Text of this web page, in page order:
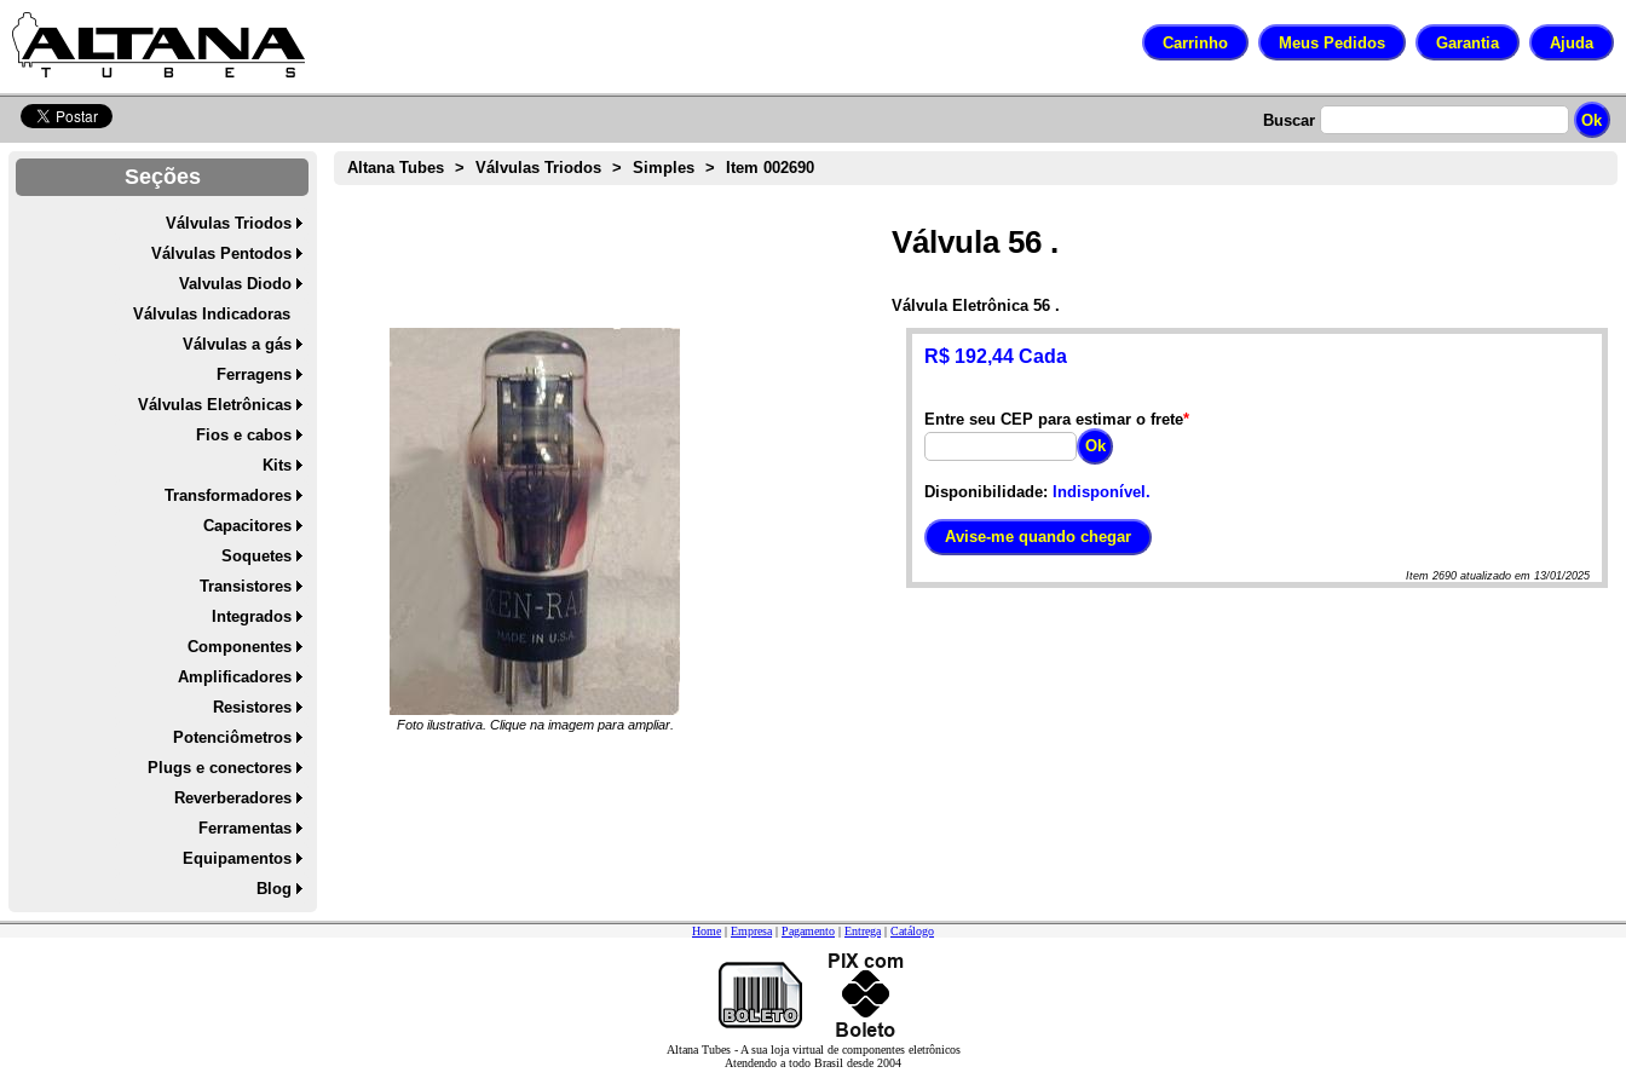
Buscar
Seções
Válvulas Triodos
Válvulas Pentodos
Valvulas Diodo
Válvulas Indicadoras
Válvulas a gás
Ferragens
Válvulas Eletrônicas
Fios e cabos
Kits
Transformadores
Capacitores
Soquetes
Transistores
Integrados
Componentes
Amplificadores
Resistores
Potenciômetros
Plugs e conectores
Reverberadores
Ferramentas
Equipamentos
Blog
Altana Tubes > Válvulas Triodos > Simples > Item 002690
Válvula 56 .
Válvula Eletrônica 56 .
Foto ilustrativa. Clique na imagem para ampliar.
R$ 192,44 Cada
Entre seu CEP para estimar o frete*
Disponibilidade: Indisponível.
Item2690 atualizado em 13/01/2025
Home | Empresa | Pagamento | Entrega | Catálogo
Altana Tubes - A sua loja virtual de componentes eletrônicos
Atendendo a todo Brasil desde 2004